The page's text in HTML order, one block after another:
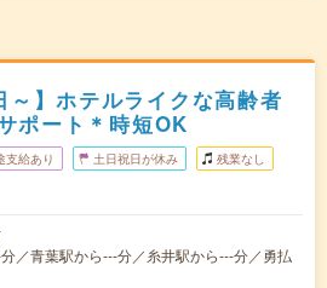
～】ホテルライクな高齢者
ポート＊時短OK
支給あり 土日祝日が休み 残業なし
／青葉駅から---分／糸井駅から---分／勇払